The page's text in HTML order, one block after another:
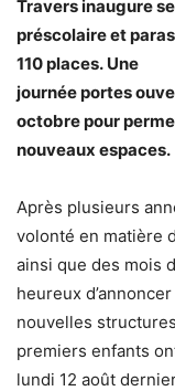
Travers inaugure
préscolaire et
110 places. Une
journée portes
octobre pour
nouveaux espaces.
Après plusieurs
volonté en matière
ainsi que des mois
heureux
nouvelles
premiers enfants
lundi 12 août